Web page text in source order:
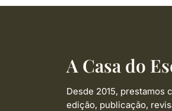
A Casa do
Desde 2015, prestamos
edição, publicação,